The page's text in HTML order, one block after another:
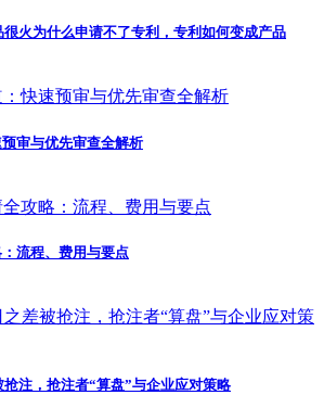
很火为什么申请不了专利，专利如何变成产品
审与优先审查全解析
流程、费用与要点
抢注，抢注者“算盘”与企业应对策略